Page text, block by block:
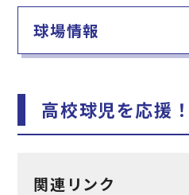
球場情報
高校球児を応援！
関連リンク